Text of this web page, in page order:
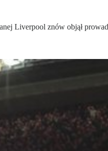
Liverpool znów objął